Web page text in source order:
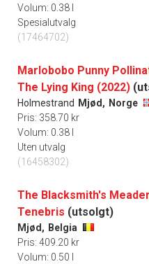
Volum: 0.38 l
Spesialutvalg
(17464702)
Marlobobo Punny
The Lying King (2022)
Holmestrand Mjød, Norge
Pris: 358.70 kr
Volum: 0.38 l
Uten utvalg
(16458302)
The Blacksmith's
Tenebris (utsolgt)
Mjød, Belgia
Pris: 409.20 kr
Volum: 0.50 l